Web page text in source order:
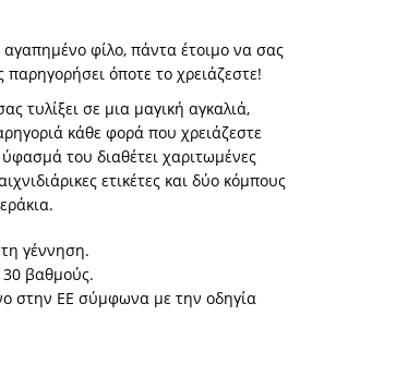
φίλο, πάντα έτοιμο να σας
παρηγορήσει όποτε το χρειάζεστε!
τυλίξει σε μια μαγική αγκαλιά,
κάθε φορά που χρειάζεστε
του διαθέτει χαριτωμένες
ετικέτες και δύο κόμπους
γέννηση.
30 βαθμούς.
στην ΕΕ σύμφωνα με την οδηγία